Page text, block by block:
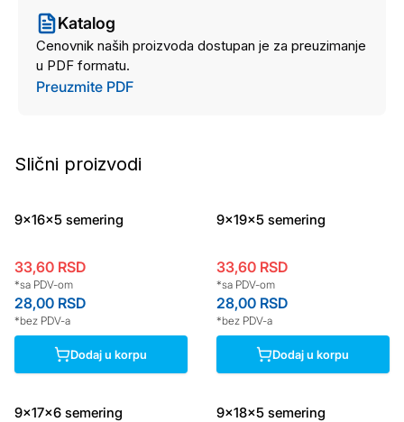
Katalog
Cenovnik naših proizvoda dostupan je za preuzimanje
u PDF formatu.
Preuzmite PDF
Slični proizvodi
9x16x5 semering
33,60 RSD
*sa PDV-om
28,00 RSD
*bez PDV-a
Dodaj u korpu
9x19x5 semering
33,60 RSD
*sa PDV-om
28,00 RSD
*bez PDV-a
Dodaj u korpu
9x17x6 semering 9x18x5 semering